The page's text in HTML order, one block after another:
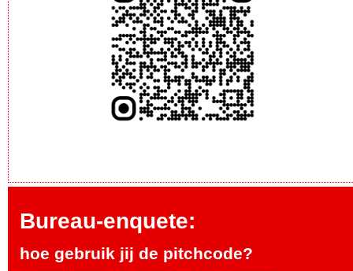
Bureau-enquete:
hoe gebruik jij de pitchcode?